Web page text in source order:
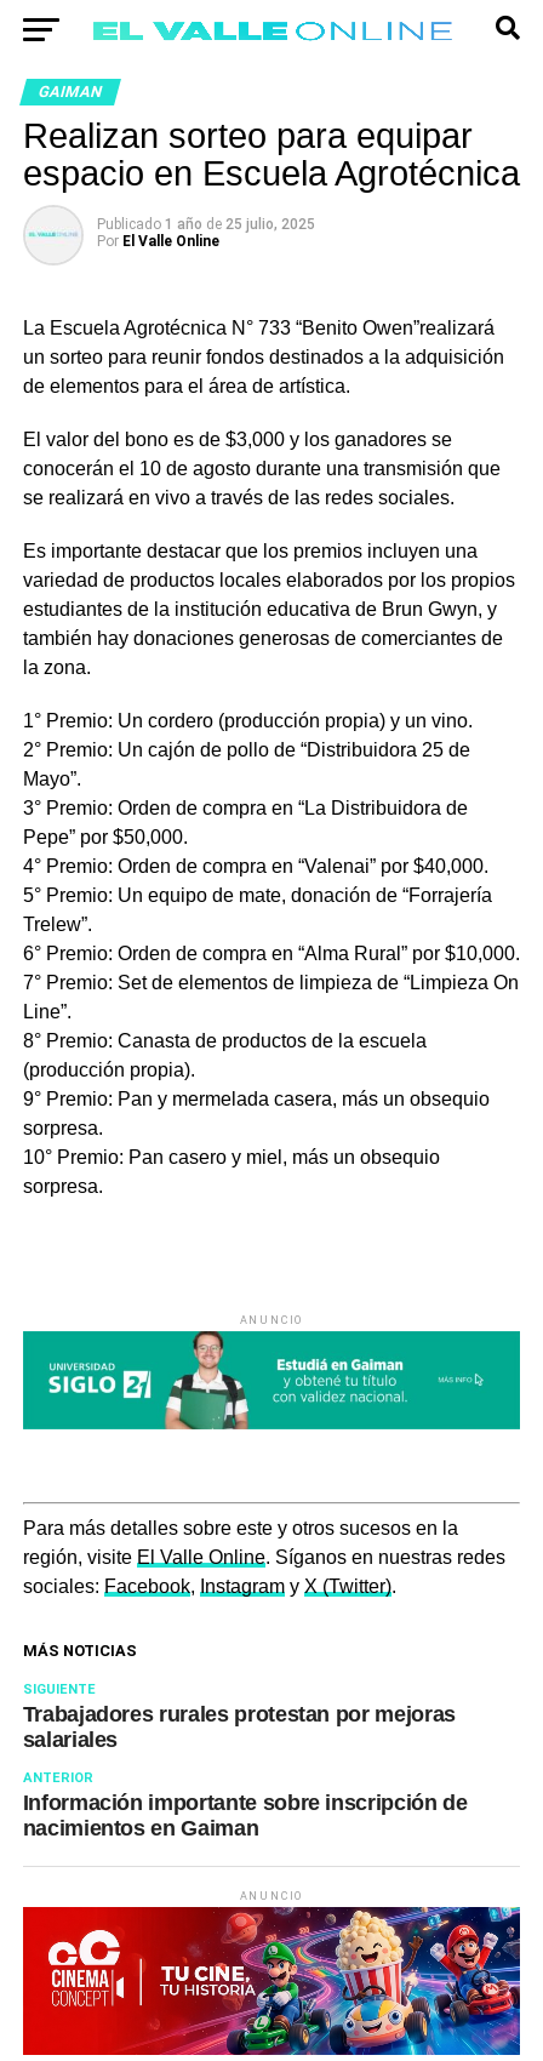
GAIMAN
Realizan sorteo para equipar
espacio en Escuela Agrotécnica
Publicado 1 año de 25 julio, 2025
Por El Valle Online
La Escuela Agrotécnica N° 733 “Benito Owen”realizará
un sorteo para reunir fondos destinados a la adquisición
de elementos para el área de artística.
El valor del bono es de $3,000 y los ganadores se
conocerán el 10 de agosto durante una transmisión que
se realizará en vivo a través de las redes sociales.
Es importante destacar que los premios incluyen una
variedad de productos locales elaborados por los propios
estudiantes de la institución educativa de Brun Gwyn, y
también hay donaciones generosas de comerciantes de
la zona.
1° Premio: Un cordero (producción propia) y un vino.
2° Premio: Un cajón de pollo de “Distribuidora 25 de
Mayo”.
3° Premio: Orden de compra en “La Distribuidora de
Pepe” por $50,000.
4° Premio: Orden de compra en “Valenai” por $40,000.
5° Premio: Un equipo de mate, donación de “Forrajería
Trelew”.
6° Premio: Orden de compra en “Alma Rural” por $10,000.
7° Premio: Set de elementos de limpieza de “Limpieza On
Line”.
8° Premio: Canasta de productos de la escuela
(producción propia).
9° Premio: Pan y mermelada casera, más un obsequio
sorpresa.
10° Premio: Pan casero y miel, más un obsequio
sorpresa.
ANUNCIO
Para más detalles sobre este y otros sucesos en la
región, visite El Valle Online. Síganos en nuestras redes
sociales: Facebook, Instagramy X (Twitter).
MÁS NOTICIAS
SIGUIENTE
Trabajadores rurales protestan por mejoras
salariales
ANTERIOR
Información importante sobre inscripción de
nacimientos en Gaiman
ANUNCIO